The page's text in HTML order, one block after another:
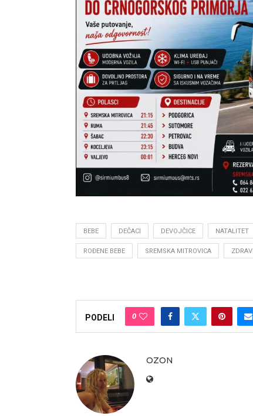
BEBE DEČACI DEVOJČICE NATALITET
ROĐENE BEBE SREMSKA MITROVICA
PODELI 0
OZON